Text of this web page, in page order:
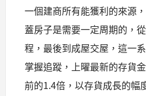
一個建商所有能獲利的來源
蓋房子是需要一定周期的，
程，最後到成屋交屋，這一
掌握追蹤，上曜最新的存貨
前的1.4倍，以存貨成長的幅